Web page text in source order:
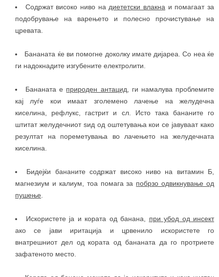
Содржат високо ниво надиететски влакна и помагаат за
подобрување на варењето и полесно прочистување на
цревата.
Бананата ќе ви помогне доколку имате дијареа. Со неа ќе
ги надокнадите изгубените електролити.
Бананата е природен антацид, ги намалува проблемите
кај луѓе кои имаат зголемено лачење на желудечна
киселина, рефлукс, гастрит и сл. Исто така бананите го
штитат желудечниот ѕид од оштетувања кои се јавуваат како
резултат на пореметувања во лачењето на желудечната
киселина.
Бидејќи бананите содржат високо ниво на витамин Б,
магнезиум и калиум, тоа помага за побрзо одвикнување од
пушење.
Искористете ја и кората од банана, при убод од инсект
ако се јави иритација и црвенило искористете го
внатрешниот дел од кората од бананата да го протриете
зафатеното место.